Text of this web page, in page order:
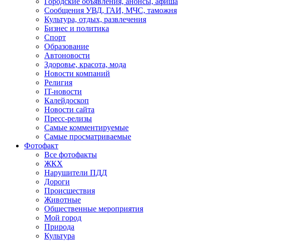
Сообщения УВД, ГАИ, МЧС, таможня
Культура, отдых, развлечения
Бизнес и политика
Спорт
Образование
Автоновости
Здоровье, красота, мода
Новости компаний
Религия
IT-новости
Калейдоскоп
Новости сайта
Пресс-релизы
Самые комментируемые
Самые просматриваемые
Фотофакт
Все фотофакты
ЖКХ
Нарушители ПДД
Дороги
Происшествия
Животные
Общественные мероприятия
Мой город
Природа
Культура